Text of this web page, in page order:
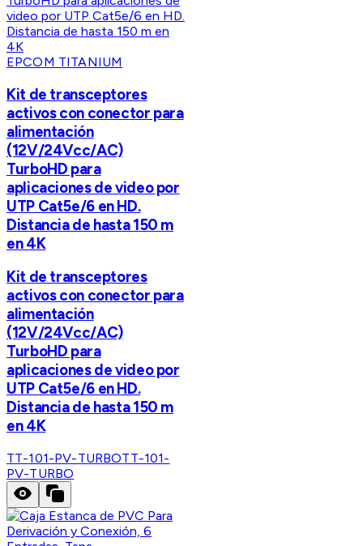
EPCOM TITANIUM
Kit de transceptores
activos con conector para
alimentación
(12V/24Vcc/AC)
TurboHD para
aplicaciones de video por
UTP Cat5e/6 en HD.
Distancia de hasta 150 m
en 4K
Kit de transceptores
activos con conector para
alimentación
(12V/24Vcc/AC)
TurboHD para
aplicaciones de video por
UTP Cat5e/6 en HD.
Distancia de hasta 150 m
en 4K
TT-101-PV-TURBOTT-101-
PV-TURBO